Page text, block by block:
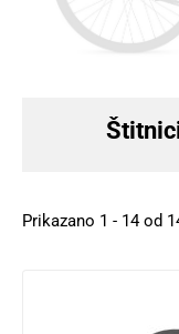
Prikazano 1 - 14 od